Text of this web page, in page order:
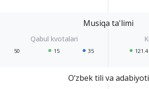
Musiqa ta'limi
50 15 35 121.4
O‘zbek tili va adabiyoti